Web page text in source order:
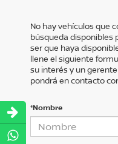
No hay vehículos que
búsqueda disponibles
ser que haya
llene el siguiente
su interés y un
pondrá en contacto
*Nombre